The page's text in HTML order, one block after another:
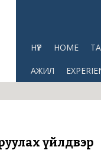
НҮҮР HOME
АЖИЛ
үйлдвэр